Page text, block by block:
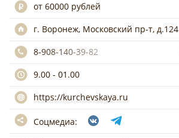
от 60000 рублей
г. Воронеж, Московский пр-т, д.124
8-908-140-39-82
9.00 - 01.00
https://kurchevskaya.ru
Соцмедиа: